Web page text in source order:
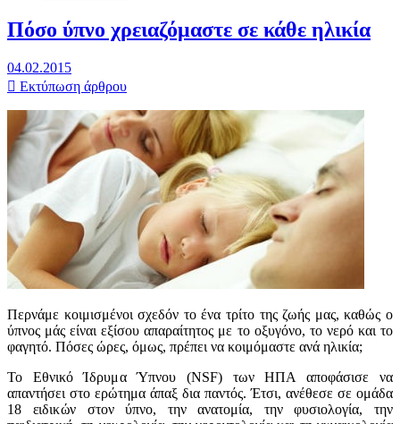
Πόσο ύπνο χρειαζόμαστε σε κάθε ηλικία
04.02.2015
Εκτύπωση άρθρου
Περνάμε κοιμισμένοι σχεδόν το ένα τρίτο της ζωής μας, καθώς ο
ύπνος μάς είναι εξίσου απαραίτητος με το οξυγόνο, το νερό και το
φαγητό. Πόσες ώρες, όμως, πρέπει να κοιμόμαστε ανά ηλικία;
Το Εθνικό Ίδρυμα Ύπνου (NSF) των ΗΠΑ αποφάσισε να
απαντήσει στο ερώτημα άπαξ δια παντός. Έτσι, ανέθεσε σε ομάδα
18 ειδικών στον ύπνο, την ανατομία, την φυσιολογία, την